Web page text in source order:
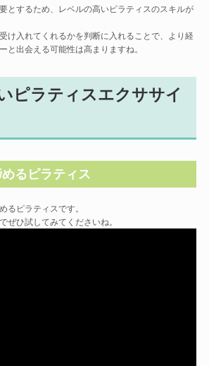
とするため、レベルの高いピラティスのスキルが
け入れてくれるかを判断に入れることで、より経
と出会える可能性は高まりますね。
ピラティスエクササイ
るピラティス
るピラティスです。
ぜひ試してみてくださいね。